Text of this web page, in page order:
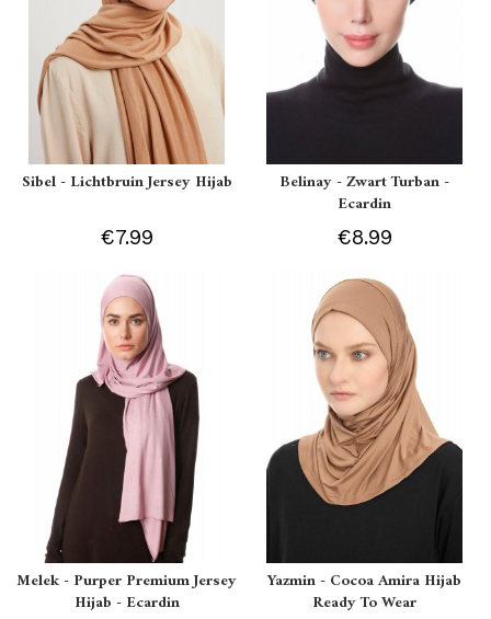
Sibel - Lichtbruin Jersey Hijab
€7.99
Belinay - Zwart Turban -
Ecardin
€8.99
Melek - Purper Premium Jersey
Hijab - Ecardin
Yazmin - Cocoa Amira Hijab
Ready To Wear